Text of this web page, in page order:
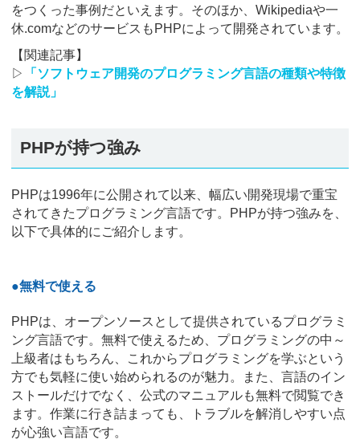
をつくった事例だといえます。そのほか、Wikipediaや一
休.comなどのサービスもPHPによって開発されています。
【関連記事】
▷
「ソフトウェア開発のプログラミング言語の種類や特徴
を解説」
PHPが持つ強み
PHPは1996年に公開されて以来、幅広い開発現場で重宝
されてきたプログラミング言語です。PHPが持つ強みを、
以下で具体的にご紹介します。
●無料で使える
PHPは、オープンソースとして提供されているプログラミ
ング言語です。無料で使えるため、プログラミングの中～
上級者はもちろん、これからプログラミングを学ぶという
方でも気軽に使い始められるのが魅力。また、言語のイン
ストールだけでなく、公式のマニュアルも無料で閲覧でき
ます。作業に行き詰まっても、トラブルを解消しやすい点
が心強い言語です。